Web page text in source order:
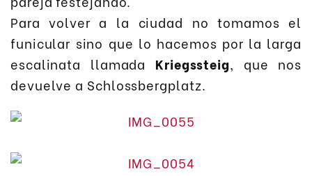
Para volver a la ciudad no tomamos el
funicular sino que lo hacemos por la larga
escalinata llamada Kriegssteig, que nos
devuelve a Schlossbergplatz.